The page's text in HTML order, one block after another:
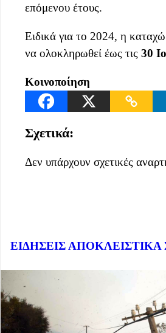
επόμενου έτους.
Ειδικά για το 2024, η
να ολοκληρωθεί έως τις 30
Κοινοποίηση
Σχετικά:
Δεν υπάρχουν σχετικές
ΕΙΔΗΣΕΙΣ ΑΠΟΚΛΕΙΣΤΙΚΑ